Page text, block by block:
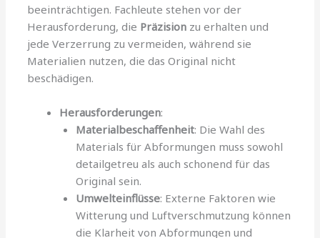
beeinträchtigen. Fachleute stehen vor der
Herausforderung, die Präzision zu erhalten und
jede Verzerrung zu vermeiden, während sie
Materialien nutzen, die das Original nicht
beschädigen.
Herausforderungen:
Materialbeschaffenheit: Die Wahl des
Materials für Abformungen muss sowohl
detailgetreu als auch schonend für das
Original sein.
Umwelteinflüsse: Externe Faktoren wie
Witterung und Luftverschmutzung können
die Klarheit von Abformungen und